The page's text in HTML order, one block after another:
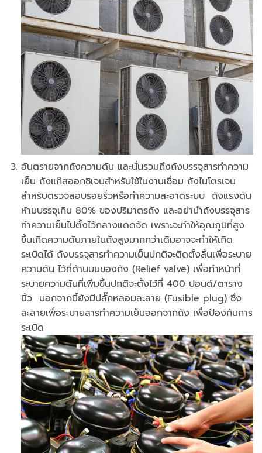
อันตรายจากถังความดัน และนั่นรวมถึงถังบรรจุสารทำความ
เย็น ถังแก๊สออกซิเจนสำหรับใช้ในงานเชื่อม ถังไนโตรเจน
สำหรับตรวจสอบรอยรั่วหรือทำความสะอาดระบบ ถังแรงดัน
ห้ามบรรจุเกิน 80% ของปริมาตรถัง และอย่านำถังบรรจุสาร
ทำความเย็นไปตั้งไว้กลางแดดจัด เพราะจะทำให้อุณภูมิที่สูง
ขึ้นเกิดความดันภายในถังสูงมากกว่าเดิมอาจจะทำให้เกิด
ระเบิดได้ ถังบรรจุสารทำความเย็นปกติจะติดตั้งลิ้นเพื่อระบาย
ความดัน ไว้ที่ด้านบนของถัง (Relief valve) เพื่อทำหน้าที่
ระบายความดันที่เพิ่มขึ้นปกติจะตั้งไว้ที่ 400 ปอนด์/ตาราง
นิ้ว นอกจากนี้ยังมีปลั๊กหลอมละลาย (Fusible plug) ซึ่ง
ละลายเพื่อระบายสารทำความเย็นออกจากถัง เพื่อป้องกันการ
ระเบิด